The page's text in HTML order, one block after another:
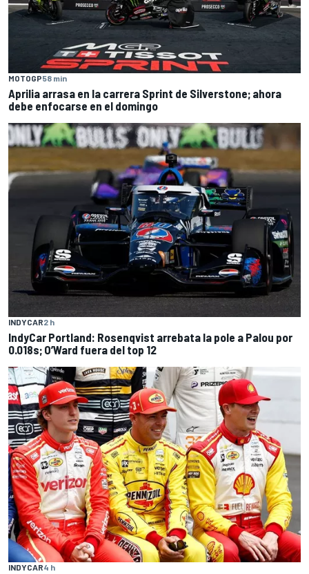
MOTOGP58 min
Aprilia arrasa en la carrera Sprint de Silverstone; ahora
debe enfocarse en el domingo
INDYCAR2 h
IndyCar Portland: Rosenqvist arrebata la pole a Palou por
0.018s; O’Ward fuera del top 12
INDYCAR4 h